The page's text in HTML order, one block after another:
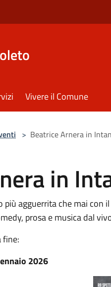
Vivere il Comune
> Beatrice Arnera in
in
più agguerrita che mai
prosa e musica dal
fine:
2026